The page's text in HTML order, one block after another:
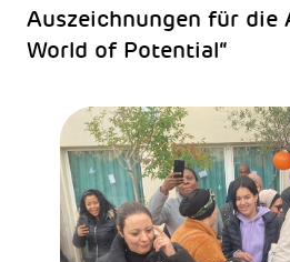
Auszeichnungen für die
World of Potential“